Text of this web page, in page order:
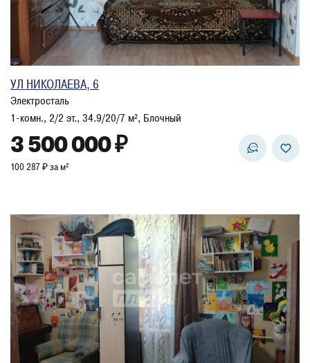
УЛ НИКОЛАЕВА, 6
Электросталь
1-комн., 2/2 эт., 34.9/20/7 м², Блочный
3 500 000 ₽
100 287 ₽ за м²